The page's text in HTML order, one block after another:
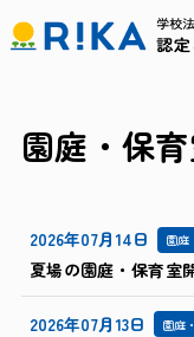
園庭・保
2026年07月14日 園庭
夏場の園庭・保育室
2026年07月13日 園庭